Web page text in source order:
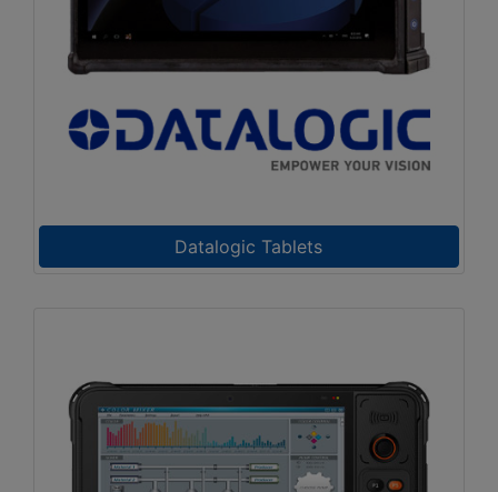
Datalogic Tablets